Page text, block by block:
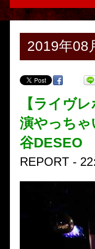
2019年08
【ライヴ
演やっち
谷DESEO
REPORT -